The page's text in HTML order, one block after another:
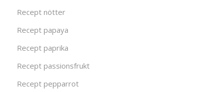
Recept nötter
Recept papaya
Recept paprika
Recept passionsfrukt
Recept pepparrot